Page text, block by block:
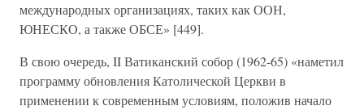
международных организациях, таких как ООН,
ЮНЕСКО, а также ОБСЕ» [449].
В свою очередь, II Ватиканский собор (1962-65) «наметил
программу обновления Католической Церкви в
применении к современным условиям, положив начало